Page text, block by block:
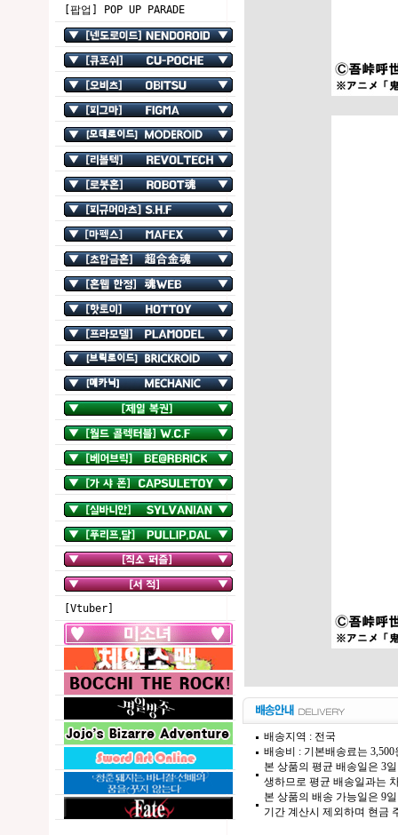
[팝업] POP UP PARADE
[Vtuber]
배송지역 : 전국
배송비 : 기본배송료는
본 상품의 평균 배송일은 3
생하므로 평균 배송일과는
본 상품의 배송 가능일은 9
기간 계산시 제외하며 현금